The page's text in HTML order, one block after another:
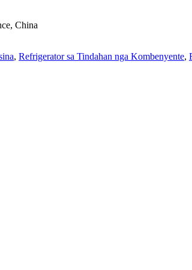
China
, Refrigerator sa Tindahan nga Kombenyente,